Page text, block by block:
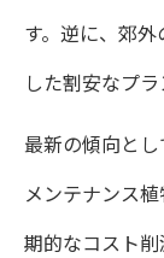
す。逆に、郊
した割安なプラ
最新の傾向と
メンテナンス
期的なコスト